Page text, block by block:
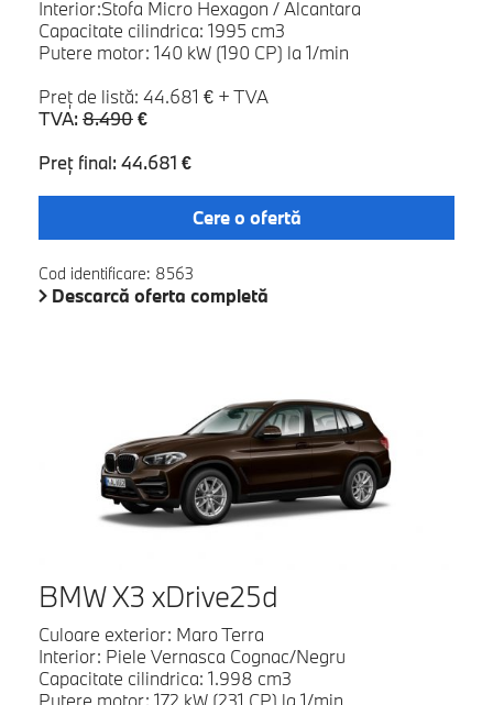
Interior:Stofa Micro Hexagon / Alcantara
Capacitate cilindrica: 1995 cm3
Putere motor: 140 kW (190 CP) la 1/min
Preţ de listă: 44.681 € + TVA
TVA: 8.490€
Preţ final: 44.681 €
Cere o ofertă
Cod identificare: 8563
Descarcă oferta completă
BMW X3 xDrive25d
Culoare exterior: Maro Terra
Interior: Piele Vernasca Cognac/Negru
Capacitate cilindrica: 1.998 cm3
Putere motor: 172 kW (231 CP) la 1/min